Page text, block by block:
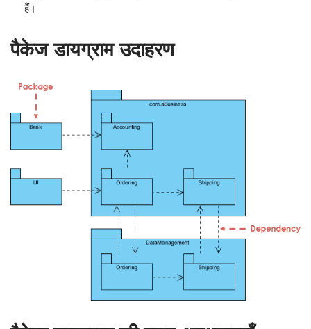
हैं।
पैकेज डायग्राम उदाहरण